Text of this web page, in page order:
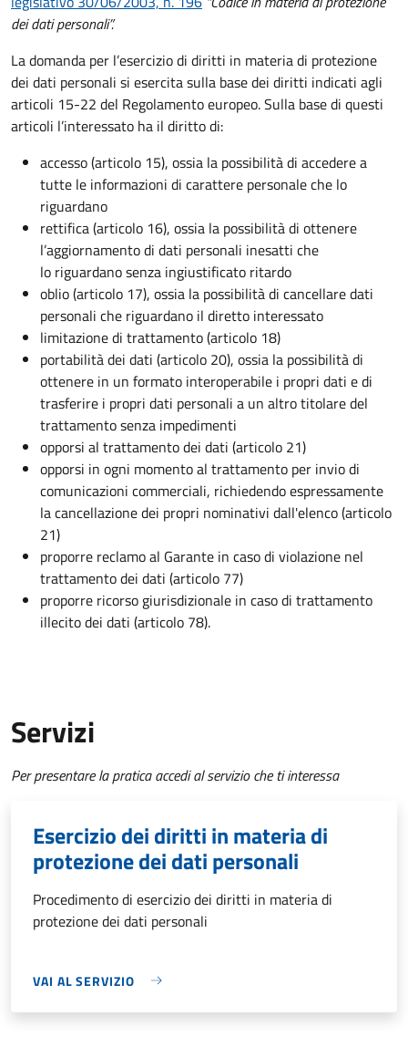
dei dati personali”.
La domanda per l’esercizio di diritti in materia di protezione
dei dati personali si esercita sulla base dei diritti indicati agli
articoli 15-22 del Regolamento europeo. Sulla base di questi
articoli l’interessato ha il diritto di:
accesso (articolo 15), ossia la possibilità di accedere a
tutte le informazioni di carattere personale che lo
riguardano
rettifica (articolo 16), ossia la possibilità di ottenere
l’aggiornamento di dati personali inesatti che
lo riguardano senza ingiustificato ritardo
oblio (articolo 17), ossia la possibilità di cancellare dati
personali che riguardano il diretto interessato
limitazione di trattamento (articolo 18)
portabilità dei dati (articolo 20), ossia la possibilità di
ottenere in un formato interoperabile i propri dati e di
trasferire i propri dati personali a un altro titolare del
trattamento senza impedimenti
opporsi al trattamento dei dati (articolo 21)
opporsi in ogni momento al trattamento per invio di
comunicazioni commerciali, richiedendo espressamente
la cancellazione dei propri nominativi dall'elenco (articolo
21)
proporre reclamo al Garante in caso di violazione nel
trattamento dei dati (articolo 77)
proporre ricorso giurisdizionale in caso di trattamento
illecito dei dati (articolo 78).
Servizi
Per presentare la pratica accedi al servizio che ti interessa
Esercizio dei diritti in materia di
protezione dei dati personali
Procedimento di esercizio dei diritti in materia di
protezione dei dati personali
VAI AL SERVIZIO